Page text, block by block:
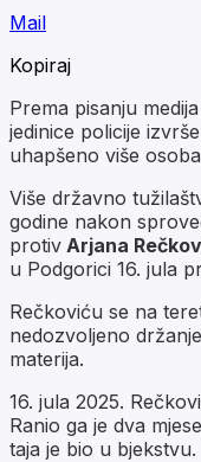
Mail
Kopiraj
Prema pisanju
jedinice policije
uhapšeno više
Više državno
godine nakon
protiv Arjana
u Podgorici 16. jula
Rečkoviću se na
nedozvoljeno
materija.
16. jula 2025.
Ranio ga je dva
taja je bio u bjekstvu.